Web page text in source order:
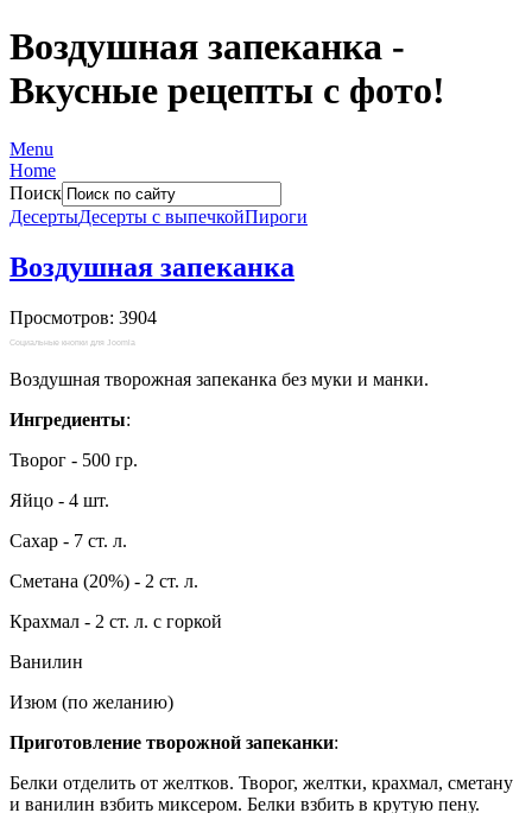
Воздушная запеканка -
Вкусные рецепты с фото!
Menu
Home
Поиск
ДесертыДесерты с выпечкойПироги
Воздушная запеканка
Просмотров: 3904
Социальные кнопки для Joomla
Воздушная творожная запеканка без муки и манки.
Ингредиенты:
Творог - 500 гр.
Яйцо - 4 шт.
Сахар - 7 ст. л.
Сметана (20%) - 2 ст. л.
Крахмал - 2 ст. л. с горкой
Ванилин
Изюм (по желанию)
Приготовление творожной запеканки:
Белки отделить от желтков. Творог, желтки, крахмал, сметану
и ванилин взбить миксером. Белки взбить в крутую пену.